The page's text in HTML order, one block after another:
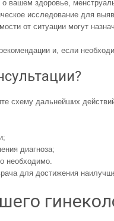
вашем здоровье,
исследование для
от ситуации могут
и, если
схему дальнейших
диагноза;
необходимо.
для достижения